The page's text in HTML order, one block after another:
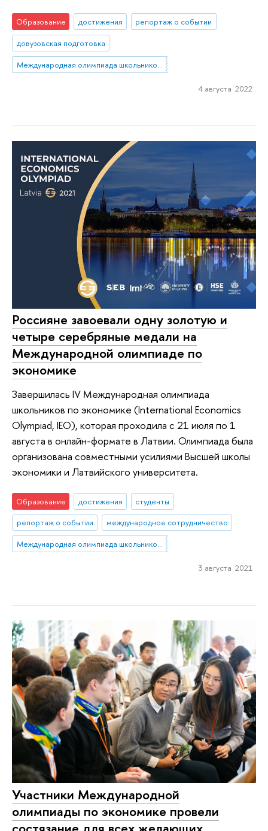
Образование достижения
репортаж о событии
довузовская подготовка
Международная олимпиада школьников по экономике
4 августа 2022
Россияне завоевали одну золотую и
четыре серебряные медали на
Международной олимпиаде по
экономике
Завершилась IV Международная олимпиада
школьников по экономике (International Economics
Olympiad, IEO), которая проходила с 21 июля по 1
августа в онлайн-формате в Латвии. Олимпиада была
организована совместными усилиями Высшей школы
экономики и Латвийского университета.
Образование достижения
студенты
репортаж о событии
международное сотрудничество
Международная олимпиада школьников по экономике
3 августа 2021
Участники Международной
олимпиады по экономике провели